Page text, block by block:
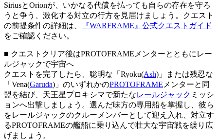
SiriusとOrionが、いかなる代償を払っても自らの存在を守ろ
うと争う、激化する対立の行方を見届けましょう。クエスト
の前提条件の詳細は、
『WARFRAME』公式クエストガイド
をご確認ください。
■ クエストクリア後はPROTOFRAMEメンターとともにレー
ルジャックで宇宙へ
クエストを完了したら、聡明な「Ryoku(Ash)」または残忍な
「Vena(Garuda)」のいずれかのPROTOFRAME メンターと同
盟を結び、天王星プロキシマで新たなレールジャック ミッシ
ョンへ出撃しましょう。選んだ味方の専用船を掌握し、彼ら
をレールジャックのクルーメンバーとして迎え入れ、対立す
るPROTOFRAMEの艦船に乗り込んで壮大な宇宙戦を繰り広
げましょう。